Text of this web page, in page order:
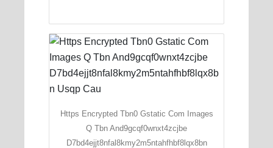
Https Encrypted Tbn0 Gstatic Com Images
Q Tbn And9gcqf0wnxt4zcjbe
D7bd4ejjt8nfal8kmy2m5ntahfhbf8lqx8bn